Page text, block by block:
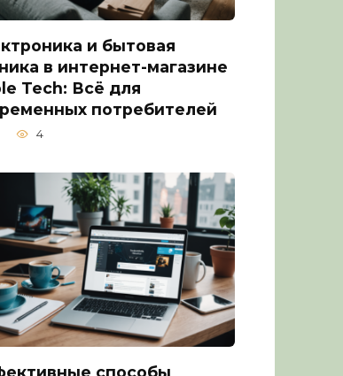
и бытовая
в интернет-магазине
Tech: Всё для
потребителей
4
способы